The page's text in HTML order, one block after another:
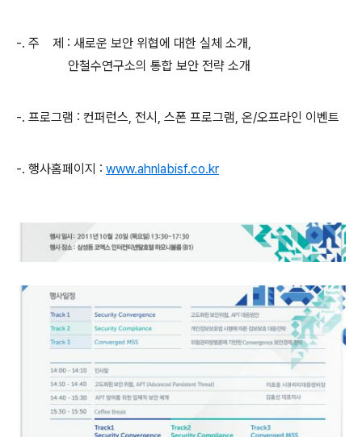
-. 주 제 : 새로운 보안 위협에 대한 실체 소개,
안철수연구소의 통합 보안 전략 소개
-. 프로그램 : 컨퍼런스, 전시 , 스폰 프로그램, 온/오프라인 이벤트
-. 행사홈페이지 : www.ahnlabisf.co.kr